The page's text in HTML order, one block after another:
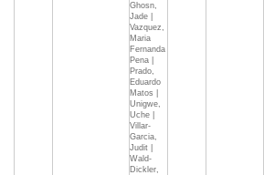
Ghosn,
Jade |
Vazquez,
Maria
Fernanda
Pena |
Prado,
Eduardo
Matos |
Unigwe,
Uche |
Villar-
Garcia,
Judit |
Wald-
Dickler,